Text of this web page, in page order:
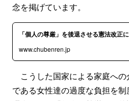
念を掲げています。
「個人の尊厳」を後退させる憲法改正
www.chubenren.jp
こうした国家による家庭へ
である女性達の過度な負担を